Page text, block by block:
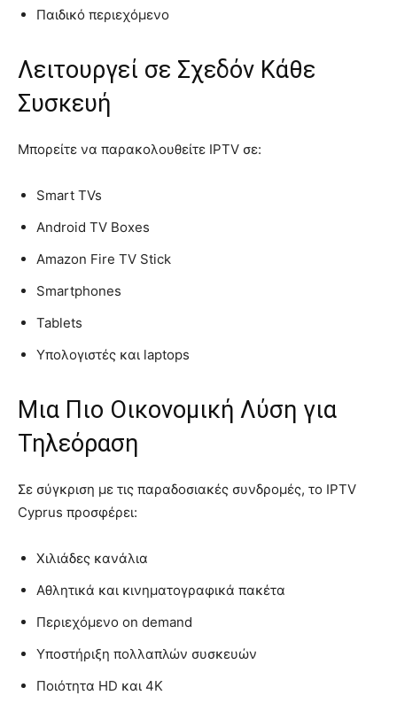
Παιδικό περιεχόμενο
Λειτουργεί σε Σχεδόν Κάθε
Συσκευή
Μπορείτε να παρακολουθείτε IPTV σε:
Smart TVs
Android TV Boxes
Amazon Fire TV Stick
Smartphones
Tablets
Υπολογιστές και laptops
Μια Πιο Οικονομική Λύση για
Τηλεόραση
Σε σύγκριση με τις παραδοσιακές συνδρομές, το IPTV
Cyprus προσφέρει:
Χιλιάδες κανάλια
Αθλητικά και κινηματογραφικά πακέτα
Περιεχόμενο on demand
Υποστήριξη πολλαπλών συσκευών
Ποιότητα HD και 4K